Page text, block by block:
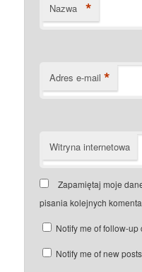
Nazwa *
Adres e-mail *
Witryna internetowa
Zapamiętaj moje
pisania kolejnych
Notify me of follow-up
Notify me of new